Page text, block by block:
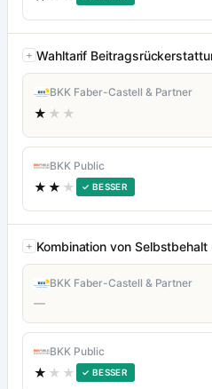
Wahltarif
BKK Faber-Castell & Partner
★ ★★
BKK Public
★★ ★ ✓ BESSER
Kombination von
BKK Faber-Castell & Partner
—
BKK Public
★ ★★ ✓ BESSER